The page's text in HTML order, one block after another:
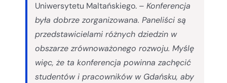
Uniwersytetu Maltańskiego. – Konferencja
była dobrze zorganizowana. Paneliści są
przedstawicielami różnych dziedzin w
obszarze zrównoważonego rozwoju. Myślę
więc, że ta konferencja powinna zachęcić
studentów i pracowników w Gdańsku, aby